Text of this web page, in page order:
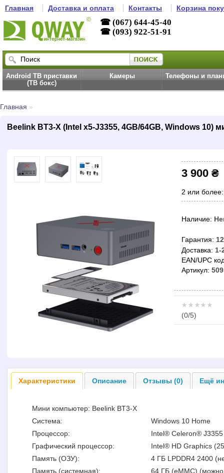
Главная Доставка и оплата Контакты Корзина
☎ (067) 644-45-40
☎ (093) 922-51-91
Android ТВ приставки
(ТВ бокс)
Камеры Телефоны и
Главная »
Beelink BT3-X (Intel x5-J3355, 4GB/64GB, Windows 10)
3 900 ₴
2 или
Наличие:
Гарантия:
Доставка: 1-
EAN/UPC
Артикул:
(0/5)
Характеристики Описание Отзывы (0) Ещё
Мини компьютер: Beelink BT3-X
Система:
Windows 10 Home
Процессор:
Intel® Celeron®
Графический процессор:
Intel® HD Graphics
Память (ОЗУ):
4 ГБ LPDDR4 2400
Память (системная):
64 ГБ (eMMC)